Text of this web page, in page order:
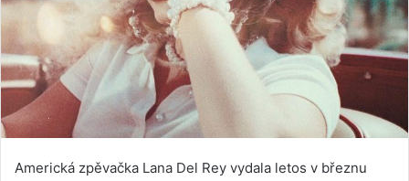
Americká zpěvačka Lana Del Rey vydala letos v březnu